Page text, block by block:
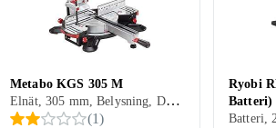
Metabo KGS 305 M
Elnät, 305 mm, Belysning, Dammuppsugning, Mjukstart, Laserlinje, Klyvsåg, Glidstänger
(1)
Ryobi
Batteri)